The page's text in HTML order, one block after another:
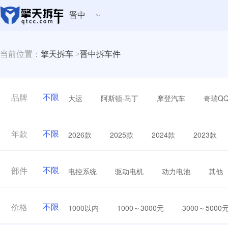
晋中
当前位置： 擎天拆车 >晋中拆车件
品牌 不限 大运 阿斯顿·马丁 摩登汽车 奇瑞
年款 不限 2026款 2025款 2024款 2023款
部件 不限 电控系统 驱动电机 动力电池 其他
价格 不限 1000以内 1000～3000元 3000～5000